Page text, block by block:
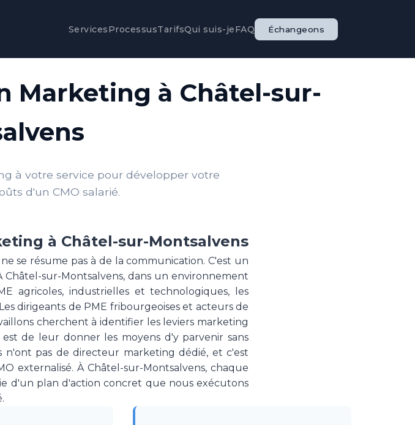
ServicesProcessusTarifsQui suis-jeFAQ Échangeons
Marketing à Châtel-sur-
à votre service pour développer votre
d'un CMO salarié.
à Châtel-sur-Montsalvens
se résume pas à de la communication. C'est un
sur-Montsalvens, dans un environnement
agricoles, industrielles et technologiques, les
dirigeants de PME fribourgeoises et acteurs de
cherchent à identifier les leviers marketing
de leur donner les moyens d'y parvenir sans
n'ont pas de directeur marketing dédié, et c'est
externalisé. À Châtel-sur-Montsalvens, chaque
d'un plan d'action concret que nous exécutons